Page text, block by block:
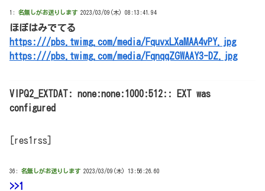
1: 名無しがお送りします 2023/03/09(木) 08:13:41.94
ほぼはみでてる
https:///pbs.twimg.com/media/FquvxLXaMAA4vPY.jpg
https:///pbs.twimg.com/media/FqnqqZGWAAY3-DZ.jpg
VIPQ2_EXTDAT: none:none:1000:512:: EXT was
configured
[res1rss]
36: 名無しがお送りします 2023/03/09(木) 13:56:26.60
>>1